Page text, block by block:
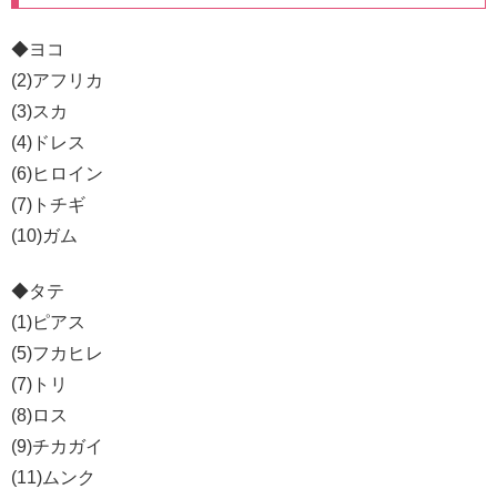
◆ヨコ
(2)アフリカ
(3)スカ
(4)ドレス
(6)ヒロイン
(7)トチギ
(10)ガム
◆タテ
(1)ピアス
(5)フカヒレ
(7)トリ
(8)ロス
(9)チカガイ
(11)ムンク